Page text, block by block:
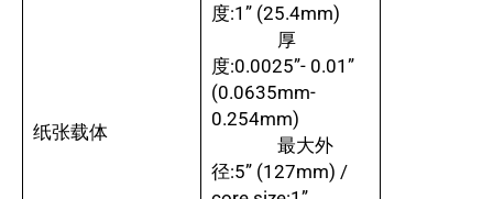
纸张载体
度:1” (25.4mm)
厚
度:0.0025”- 0.01”
(0.0635mm-
0.254mm)
最大外
径:5” (127mm) /